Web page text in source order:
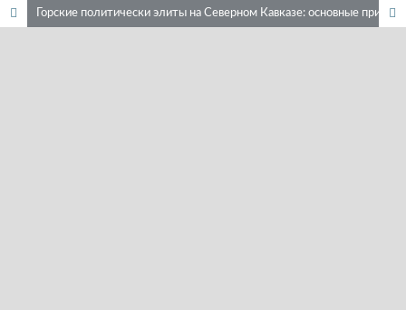
Горские политически элиты на Северном Кавказе: основные принципы формирования в ХIХ – ХХI вв.